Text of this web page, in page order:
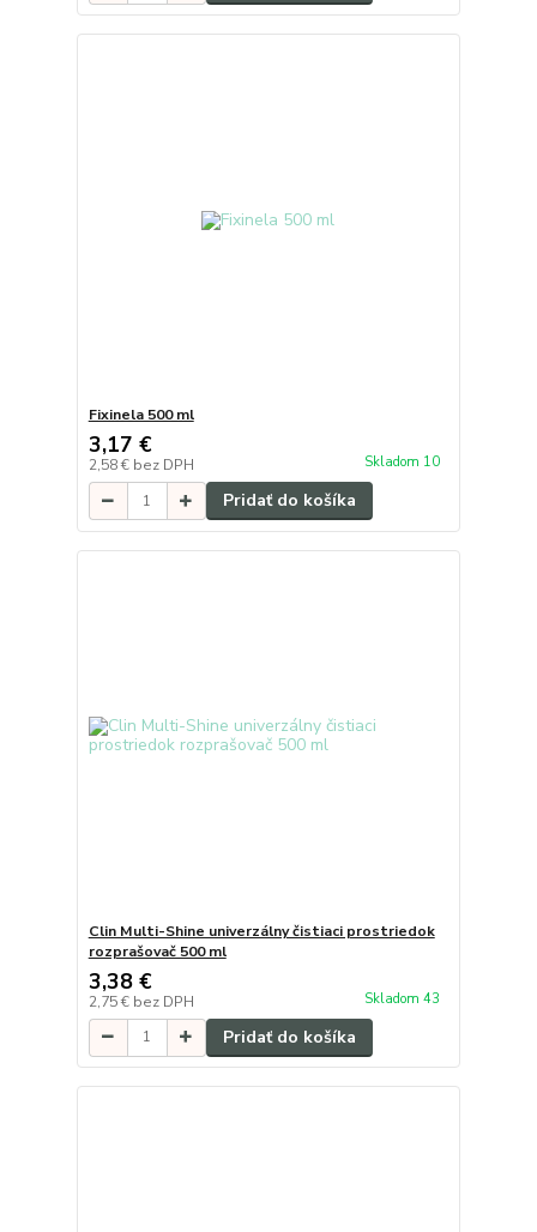
Fixinela 500 ml
3,17 €
2,58 € bez DPH Skladom 10
Pridať do košíka
Clin Multi-Shine univerzálny čistiaci prostriedok
rozprašovač 500 ml
3,38 €
2,75 € bez DPH Skladom 43
Pridať do košíka